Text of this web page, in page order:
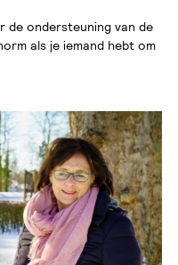
de ondersteuning van de
als je iemand hebt om